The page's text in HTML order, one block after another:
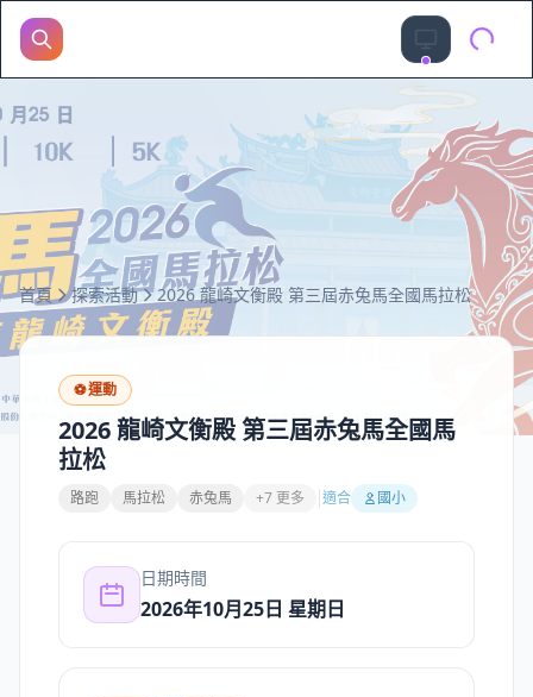
首頁 探索活動 2026 龍崎文衡殿 第三屆赤兔馬全國馬拉松
⚽運動
2026 龍崎文衡殿 第三屆赤兔馬全國馬
拉松
路跑 馬拉松 赤兔馬 +7 更多 適合 國小
日期時間
2026年10月25日 星期日